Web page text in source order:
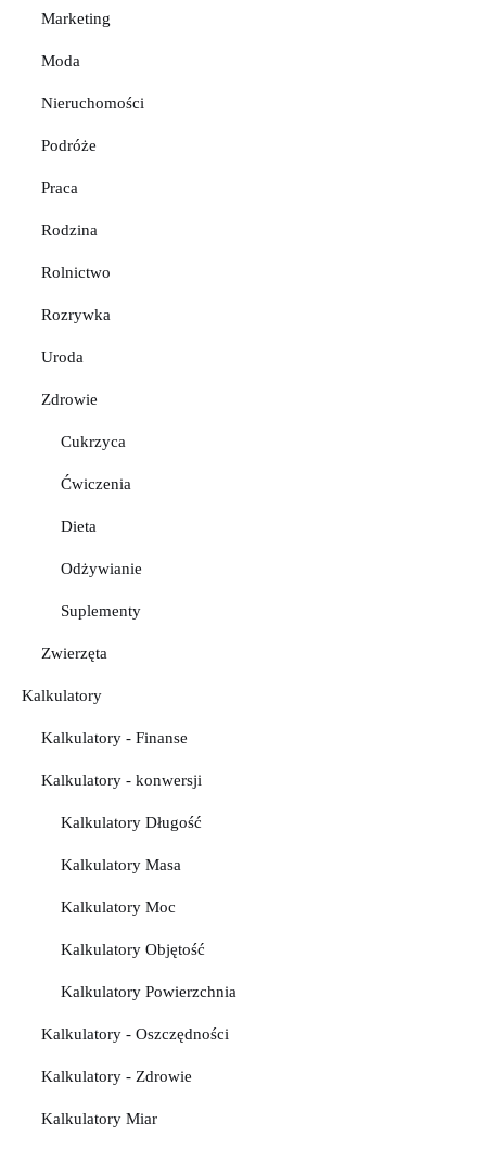
Marketing
Moda
Nieruchomości
Podróże
Praca
Rodzina
Rolnictwo
Rozrywka
Uroda
Zdrowie
Cukrzyca
Ćwiczenia
Dieta
Odżywianie
Suplementy
Zwierzęta
Kalkulatory
Kalkulatory - Finanse
Kalkulatory - konwersji
Kalkulatory Długość
Kalkulatory Masa
Kalkulatory Moc
Kalkulatory Objętość
Kalkulatory Powierzchnia
Kalkulatory - Oszczędności
Kalkulatory - Zdrowie
Kalkulatory Miar